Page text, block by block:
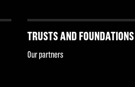
TRUSTS AND FOUNDATIONS
Our partners